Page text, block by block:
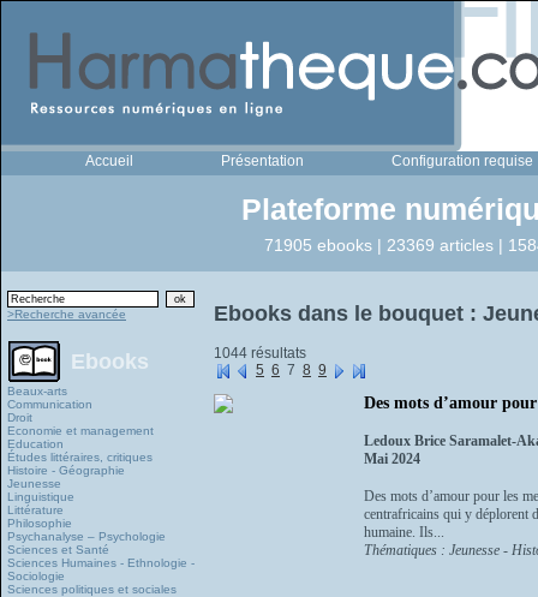
Accueil Présentation Configuration requise
Plateforme
71905 ebooks | 23369 articles |
>Recherche avancée
Ebooks
Beaux-arts
Communication
Droit
Economie et management
Education
Études littéraires, critiques
Histoire - Géographie
Jeunesse
Linguistique
Littérature
Philosophie
Psychanalyse – Psychologie
Sciences et Santé
Sciences Humaines - Ethnologie -
Sociologie
Sciences politiques et sociales
Ebooks dans le bouquet :
1044 résultats
5 6 7 8 9
Des mots d’amour
Ledoux Brice Saramalet-
Mai 2024
Des mots d’amour pour les
centrafricains qui y déplorent
humaine. Ils...
Thématiques : Jeunesse -